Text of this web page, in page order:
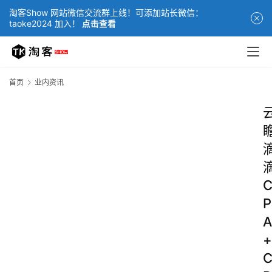
淘客Show 网站微信交流群上线！可添加站长微信：
taoke2024 加入！
点击查看
首页 业内资讯
C
P
A
+
C